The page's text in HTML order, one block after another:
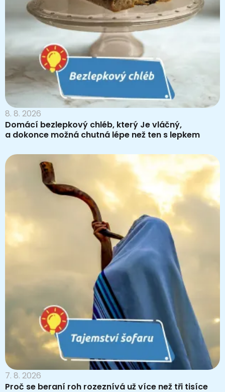
8. 8. 2026
Domácí bezlepkový chléb, který Je vláčný,
a dokonce možná chutná lépe než ten s lepkem
7. 8. 2026
Proč se beraní roh rozeznívá už více než tři tisíce